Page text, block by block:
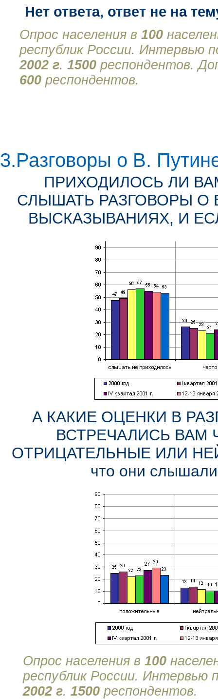
Нет ответа, ответ не на
Опрос населения в 100
республик России. Интервью
2002 г. 1500 респондентов.
600 респондентов.
3.Разговоры о В.
ПРИХОДИЛОСЬ ЛИ
СЛЫШАТЬ РАЗГОВОРЫ О
ВЫСКАЗЫВАНИЯХ, И
А КАКИЕ ОЦЕНКИ В
ВСТРЕЧАЛИСЬ
ОТРИЦАТЕЛЬНЫЕ ИЛИ
что они
Опрос населения в 100
республик России.
2002 г. 1500 респондентов.